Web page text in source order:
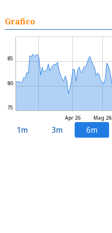
Grafico
Mag 26
Apr 26
75
80
85
1m 3m 6m